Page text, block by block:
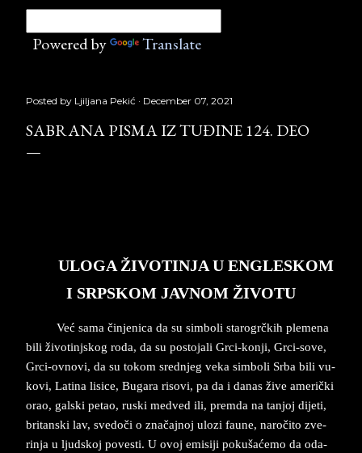
Powered by Translate
Posted by Ljiljana Pekić December 07, 2021
SABRANA PISMA IZ TUĐINE 124. DEO
ULO­GA­ ŽI­VO­TIN­JA U EN­GLE­SKOM
I SRP­SKOM JAV­NOM ŽIVO­TU
Već sama čin­je­ni­ca da su sim­bo­li sta­ro­grčkih ple­me­na
bili živo­tinjskog roda, da su po­sto­ja­li Grci-kon­ji, Grci-sove,
Grci-ov­no­vi, da su to­kom­ sred­nje­g ve­ka­ sim­bo­li ­Sr­ba bi­li­ vu­
ko­vi, La­ti­na li­si­ce, Bu­ga­ra ri­so­vi, pa da i da­nas žive ame­rički
orao, gal­ski pe­tao, ru­ski me­dved ili, prem­da na tan­joj di­je­ti,
bri­tan­ski lav, sve­doči o značaj­noj ulo­zi fa­u­ne, naročito zve­
rin­ja u ljud­skoj po­ve­sti. U ovoj emi­si­ji po­ku­šaćemo da oda­